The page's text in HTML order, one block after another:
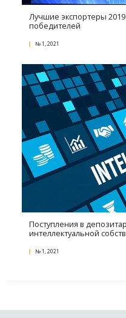
Развитие и
№ 3, 2021
Поздравляем
экспортер года»
22 фото